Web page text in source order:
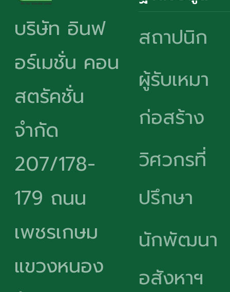
บริษัท อินฟ
อร์เมชั่น คอน
สตรัคชั่น
จำกัด
207/178-
179 ถนน
เพชรเกษม
แขวงหนอง
สถาปนิก
ผู้รับเหมา
ก่อสร้าง
วิศวกรที่
ปรึกษา
นักพัฒนา
อสังหาฯ